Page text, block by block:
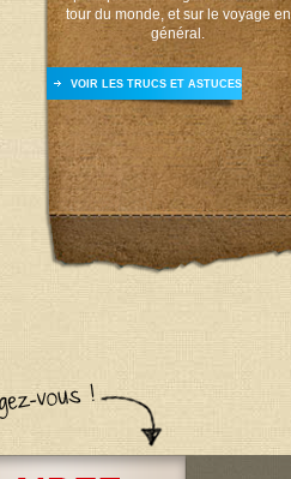
tour du monde, et sur le voyage en
général.
VOIR LES TRUCS ET ASTUCES